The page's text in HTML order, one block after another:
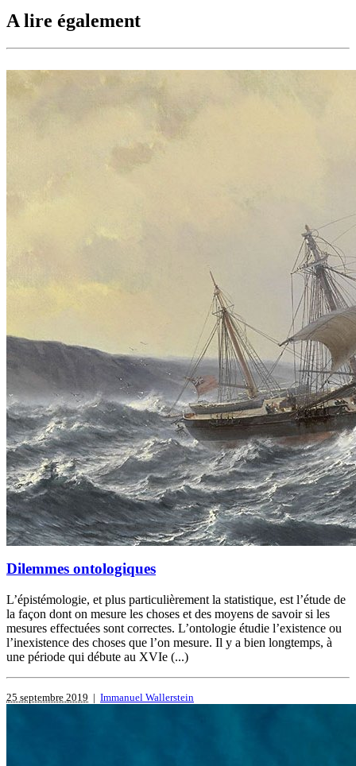
A lire également
Dilemmes ontologiques
L’épistémologie, et plus particulièrement la statistique, est l’étude de
la façon dont on mesure les choses et des moyens de savoir si les
mesures effectuées sont correctes. L’ontologie étudie l’existence ou
l’inexistence des choses que l’on mesure. Il y a bien longtemps, à
une période qui débute au XVIe (...)
25 septembre 2019 | Immanuel Wallerstein